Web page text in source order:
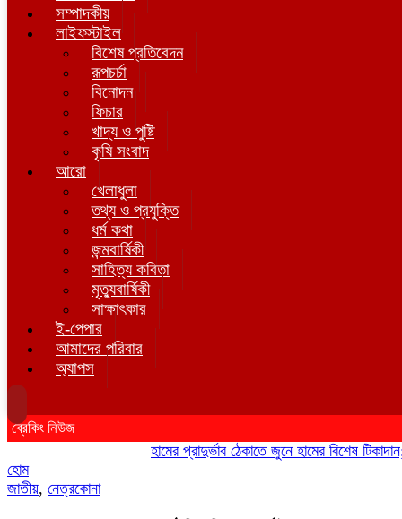
সম্পাদকীয়
লাইফস্টাইল
বিশেষ প্রতিবেদন
রূপচর্চা
বিনোদন
ফিচার
খাদ্য ও পুষ্টি
কৃষি সংবাদ
আরো
খেলাধুলা
তথ্য ও প্রযুক্তি
ধর্ম কথা
জন্মবার্ষিকী
সাহিত্য কবিতা
মৃত্যুবার্ষিকী
সাক্ষাৎকার
ই-পেপার
আমাদের পরিবার
অ্যাপস
ব্রেকিং নিউজ
হামের প্রাদুর্ভাব ঠেকাতে জুনে হামের বিশেষ টিকাদান;
হোম
জাতীয়, নেত্রকোনা